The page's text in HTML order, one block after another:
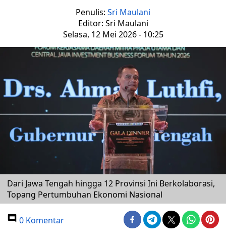
Penulis: Sri Maulani
Editor: Sri Maulani
Selasa, 12 Mei 2026 - 10:25
Dari Jawa Tengah hingga 12 Provinsi Ini Berkolaborasi,
Topang Pertumbuhan Ekonomi Nasional
0 Komentar